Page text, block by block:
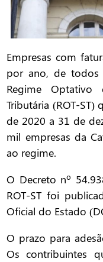
Empresas com
por ano, de todos
Regime Optativo
Tributária (ROT-ST)
de 2020 a 31 de
mil empresas da
ao regime.
O Decreto nº
ROT-ST foi
Oficial do Estado
O prazo para
Os contribuintes